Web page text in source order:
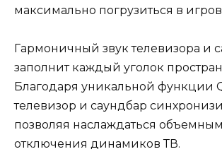
максимально погрузиться в
Гармоничный звук телевизора и
заполнит каждый уголок
Благодаря уникальной функции
телевизор и саундбар
позволяя наслаждаться
отключения динамиков ТВ.